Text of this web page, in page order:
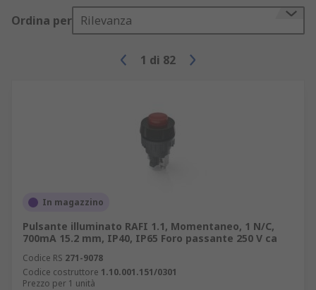
Ordina per Rilevanza
1 di 82
In magazzino
Pulsante illuminato RAFI 1.1, Momentaneo, 1 N/C,
700mA 15.2 mm, IP40, IP65 Foro passante 250 V ca
Codice RS 271-9078
Codice costruttore 1.10.001.151/0301
Prezzo per 1 unità